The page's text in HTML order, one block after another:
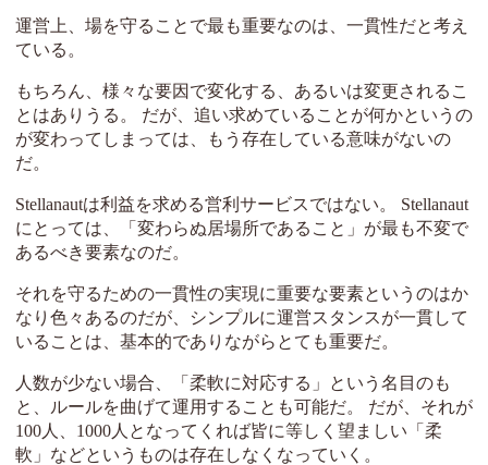
運営上、場を守ることで最も重要なのは、一貫性だと考え
ている。
もちろん、様々な要因で変化する、あるいは変更されるこ
とはありうる。 だが、追い求めていることが何かというの
が変わってしまっては、もう存在している意味がないの
だ。
Stellanautは利益を求める営利サービスではない。 Stellanaut
にとっては、「変わらぬ居場所であること」が最も不変で
あるべき要素なのだ。
それを守るための一貫性の実現に重要な要素というのはか
なり色々あるのだが、シンプルに運営スタンスが一貫して
いることは、基本的でありながらとても重要だ。
人数が少ない場合、「柔軟に対応する」という名目のも
と、ルールを曲げて運用することも可能だ。 だが、それが
100人、1000人となってくれば皆に等しく望ましい「柔
軟」などというものは存在しなくなっていく。